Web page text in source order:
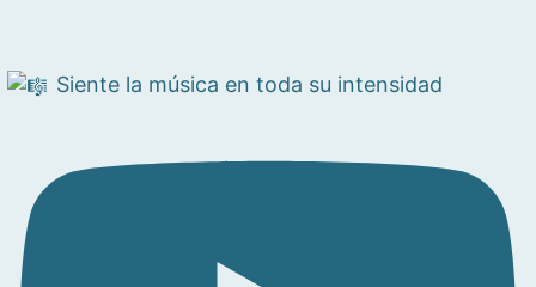
Siente la música en toda su intensidad